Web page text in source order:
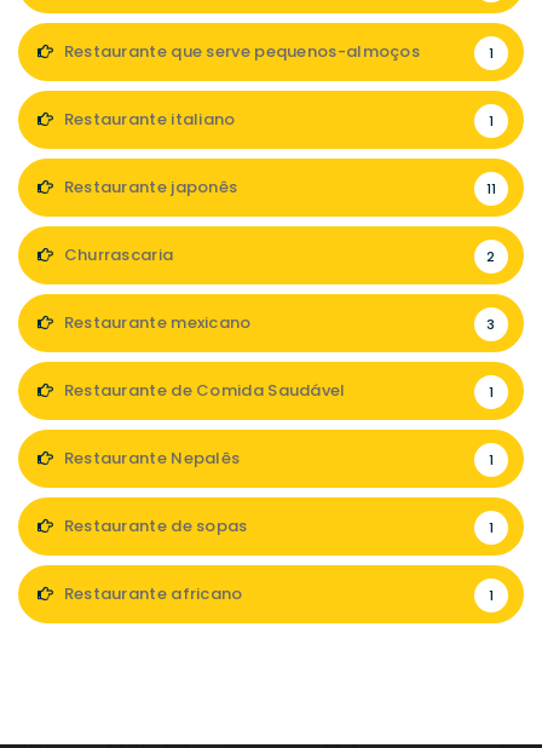
Restaurante que serve pequenos-almoços 1
Restaurante italiano 1
Restaurante japonês 11
Churrascaria 2
Restaurante mexicano 3
Restaurante de Comida Saudável 1
Restaurante Nepalês 1
Restaurante de sopas 1
Restaurante africano 1